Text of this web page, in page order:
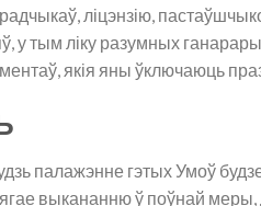
ліцэнзію,
у тым ліку разумных
якія яны ўключаюць
палажэнне гэтых Умоў
выкананню ў поўнай